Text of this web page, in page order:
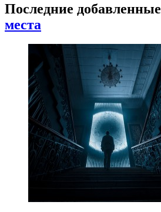
Последние добавленные
места